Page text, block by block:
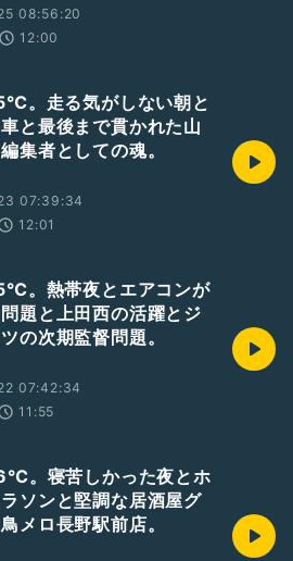
08:56:20
12:00
。走る気がしない朝と
と最後まで貫かれた山
集者としての魂。
07:39:34
12:01
。熱帯夜とエアコンが
題と上田西の活躍とジ
の次期監督問題。
07:42:34
11:55
。寝苦しかった夜とホ
ソンと堅調な居酒屋グ
メロ長野駅前店。